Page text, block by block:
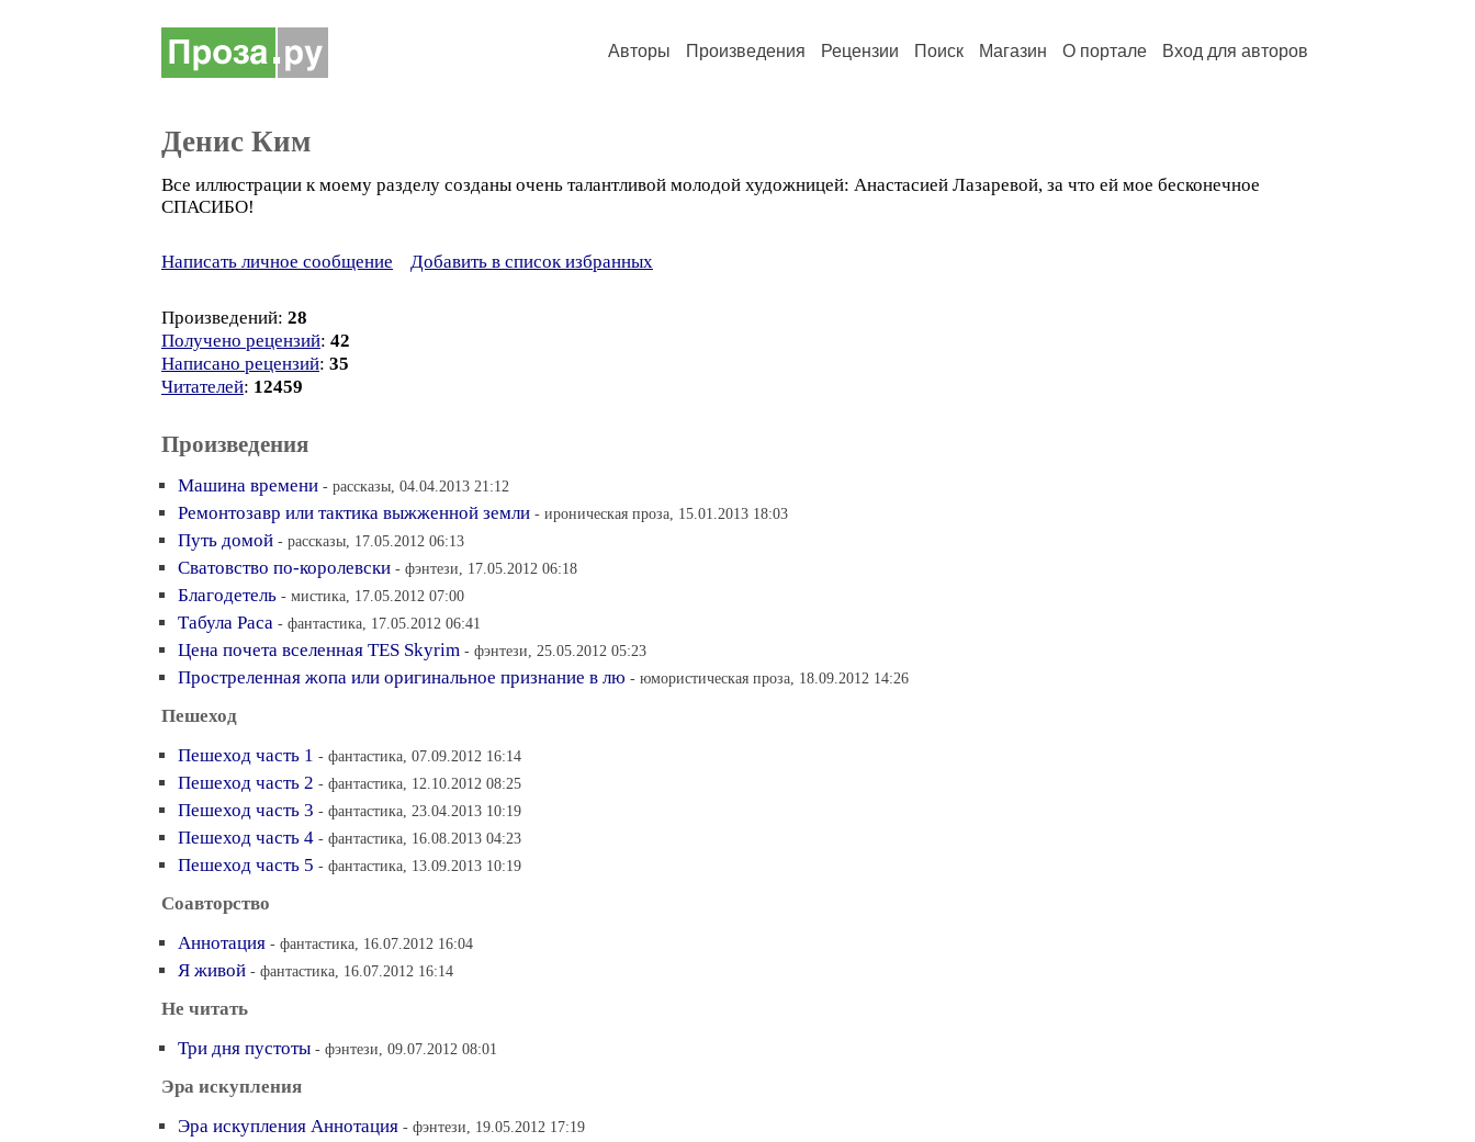
Авторы Произведения Рецензии Поиск Магазин О портале Вход для авторов
Денис Ким
Все иллюстрации к моему разделу созданы очень талантливой молодой художницей: Анастасией Лазаревой, за что ей мое бесконечное
СПАСИБО!
Написать личное сообщение Добавить в список избранных
Произведений: 28
Получено рецензий: 42
Написано рецензий: 35
Читателей: 12459
Произведения
Машина времени - рассказы, 04.04.2013 21:12
Ремонтозавр или тактика выжженной земли - ироническая проза, 15.01.2013 18:03
Путь домой - рассказы, 17.05.2012 06:13
Сватовство по-королевски - фэнтези, 17.05.2012 06:18
Благодетель - мистика, 17.05.2012 07:00
Табула Раса - фантастика, 17.05.2012 06:41
Цена почета вселенная TES Skyrim - фэнтези, 25.05.2012 05:23
Простреленная жопа или оригинальное признание в лю - юмористическая проза, 18.09.2012 14:26
Пешеход
Пешеход часть 1 - фантастика, 07.09.2012 16:14
Пешеход часть 2 - фантастика, 12.10.2012 08:25
Пешеход часть 3 - фантастика, 23.04.2013 10:19
Пешеход часть 4 - фантастика, 16.08.2013 04:23
Пешеход часть 5 - фантастика, 13.09.2013 10:19
Соавторство
Аннотация - фантастика, 16.07.2012 16:04
Я живой - фантастика, 16.07.2012 16:14
Не читать
Три дня пустоты - фэнтези, 09.07.2012 08:01
Эра искупления
Эра искупления Аннотация - фэнтези, 19.05.2012 17:19